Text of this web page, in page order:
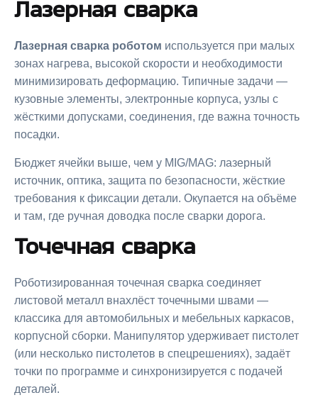
Лазерная сварка
Лазерная сварка роботом используется при малых
зонах нагрева, высокой скорости и необходимости
минимизировать деформацию. Типичные задачи —
кузовные элементы, электронные корпуса, узлы с
жёсткими допусками, соединения, где важна точность
посадки.
Бюджет ячейки выше, чем у MIG/MAG: лазерный
источник, оптика, защита по безопасности, жёсткие
требования к фиксации детали. Окупается на объёме
и там, где ручная доводка после сварки дорога.
Точечная сварка
Роботизированная точечная сварка соединяет
листовой металл внахлёст точечными швами —
классика для автомобильных и мебельных каркасов,
корпусной сборки. Манипулятор удерживает пистолет
(или несколько пистолетов в спецрешениях), задаёт
точки по программе и синхронизируется с подачей
деталей.